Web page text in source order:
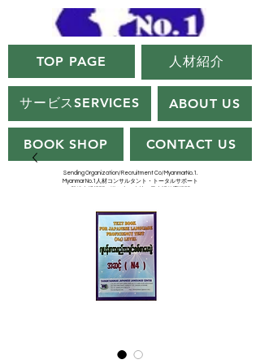
TOP PAGE 人材紹介
サービスSERVICES ABOUT US
BOOK SHOP CONTACT US
Sending Organization/Recruitment Co/MyanmarNo.1.
Myanmar No.1人材コンサルタント・トータルサポート